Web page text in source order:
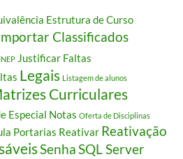
Estrutura de Curso
Classificados
INEP Justificar Faltas
Legais Listagem de alunos
Curriculares
Especial Notas Oferta de Disciplinas
Portarias Reativar Reativação
SenhaSQL Server